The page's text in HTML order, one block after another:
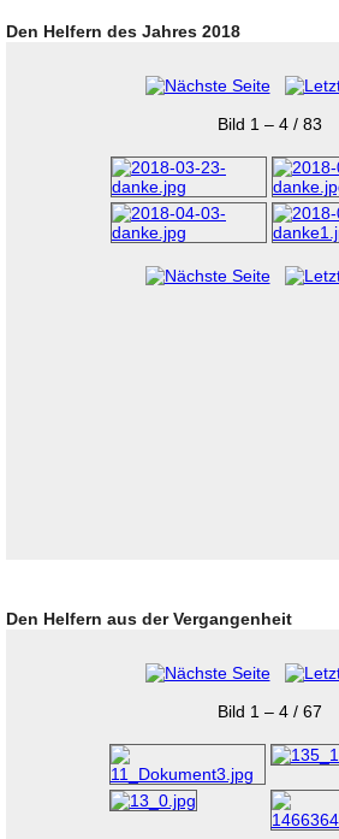
Den Helfern des Jahres 2018
Den Helfern aus der Vergangenheit